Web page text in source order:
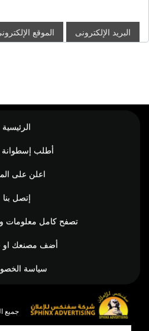
البريد الإلكترونى الموقع
الرئيسية
أطلب إسطوانة
اعلن على
إتصل بنا
تصفح كامل معلومات
أضف مصنعك او
سياسة
© جميع